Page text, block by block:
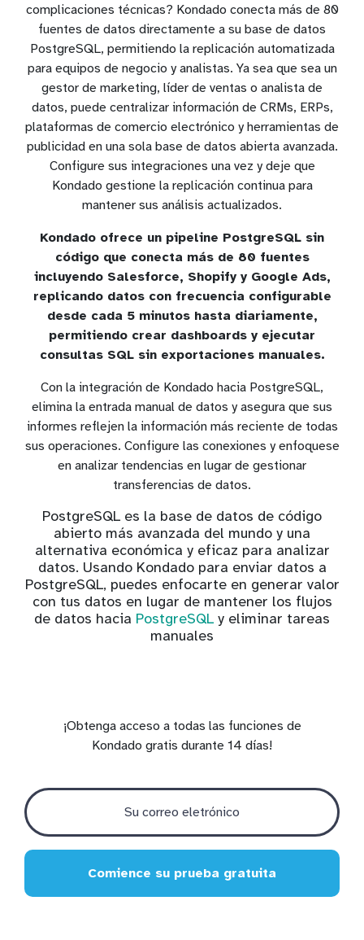
complicaciones técnicas? Kondado conecta más de 80
fuentes de datos directamente a su base de datos
PostgreSQL, permitiendo la replicación automatizada
para equipos de negocio y analistas. Ya sea que sea un
gestor de marketing, líder de ventas o analista de
datos, puede centralizar información de CRMs, ERPs,
plataformas de comercio electrónico y herramientas de
publicidad en una sola base de datos abierta avanzada.
Configure sus integraciones una vez y deje que
Kondado gestione la replicación continua para
mantener sus análisis actualizados.
Kondado ofrece un pipeline PostgreSQL sin
código que conecta más de 80 fuentes
incluyendo Salesforce, Shopify y Google Ads,
replicando datos con frecuencia configurable
desde cada 5 minutos hasta diariamente,
permitiendo crear dashboards y ejecutar
consultas SQL sin exportaciones manuales.
Con la integración de Kondado hacia PostgreSQL,
elimina la entrada manual de datos y asegura que sus
informes reflejen la información más reciente de todas
sus operaciones. Configure las conexiones y enfoquese
en analizar tendencias en lugar de gestionar
transferencias de datos.
PostgreSQL es la base de datos de código
abierto más avanzada del mundo y una
alternativa económica y eficaz para analizar
datos. Usando Kondado para enviar datos a
PostgreSQL, puedes enfocarte en generar valor
con tus datos en lugar de mantener los flujos
de datos hacia PostgreSQL y eliminar tareas
manuales
¡Obtenga acceso a todas las funciones de
Kondado gratis durante 14 días!
Comience su prueba gratuita